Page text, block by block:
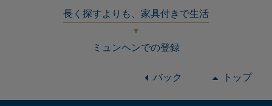
長く探すよりも、家具付きで生活
ミュンヘンでの登録
バック トップ